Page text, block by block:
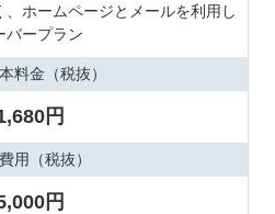
ホームページとメールを利用し
バープラン
料金（税抜）
円
用（税抜）
円